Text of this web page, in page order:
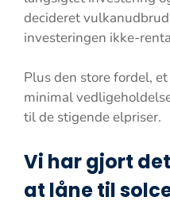
decideret
investeringen ikke-
Plus den store fordel,
minimal
til de stigende elpriser.
Vi har gjort
at låne til